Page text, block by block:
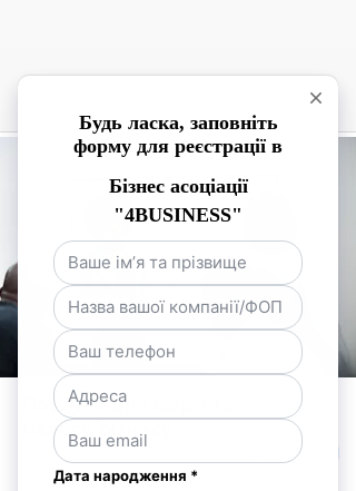
Послуги для мікро та
малого бізнесу
про послуги